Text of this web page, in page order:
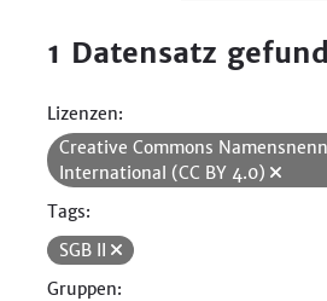
1 Datensatz
Lizenzen:
Creative Commons
International (CC BY 4.0)
Tags:
SGB II
Gruppen: